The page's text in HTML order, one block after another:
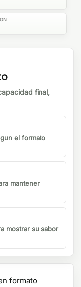
final,
el formato
mantener
mostrar su sabor
formato